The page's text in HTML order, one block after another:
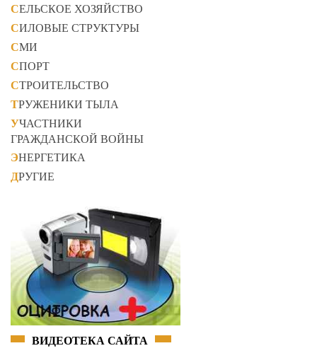
СЕЛЬСКОЕ ХОЗЯЙСТВО
СИЛОВЫЕ СТРУКТУРЫ
СМИ
СПОРТ
СТРОИТЕЛЬСТВО
ТРУЖЕНИКИ ТЫЛА
УЧАСТНИКИ
ГРАЖДАНСКОЙ ВОЙНЫ
ЭНЕРГЕТИКА
ДРУГИЕ
ВИДЕОТЕКА САЙТА